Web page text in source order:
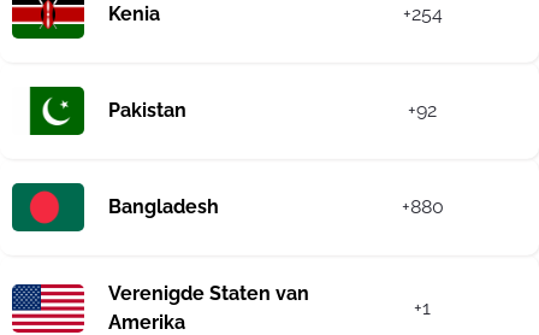
Kenia +254
Pakistan +92
Bangladesh +880
Verenigde Staten van
Amerika
+1